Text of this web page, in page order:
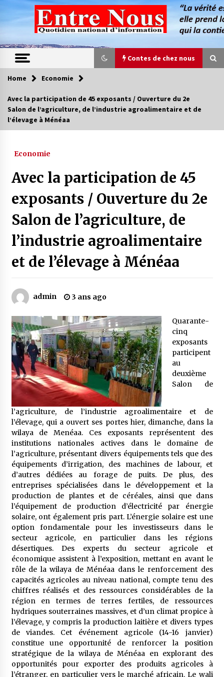
content
Contes de chez nous
Contes de chez nous
Quand la mère n’est plus là (17e partie)
4 ans ago
Oum el Gaïla / L’ogresse du M’zab
4 ans ago
Mythes et croyances / L’hospitalité des
montagnards
4 ans ago
Quand on va vite
« Père, tiens-moi, je vais tomber ! »
5 ans ago
Le bouc de l’Au-delà
5 ans ago
Le monstrueux vieillard (Un récit du Sud
algérien)
5 ans ago
Rencontre nocturne dans le désert (Un conte
touareg)
5 ans ago
Un conte targui/ Quand la tête est vide
5 ans ago
Tradition orale/ D’où viennent les contes et à
quoi servent-ils?
5 ans ago
Home Economie
Avec la participation de 45 exposants / Ouverture du 2e
Salon de l’agriculture, de l’industrie agroalimentaire et de
l’élevage à Ménéaa
Economie
Avec la participation de 45
exposants / Ouverture du 2e
Salon de l’agriculture, de
l’industrie agroalimentaire
et de l’élevage à Ménéaa
admin 3 ans ago
Quarante-
cinq
exposants
participent
au
deuxième
Salon de
l’agriculture, de l’industrie agroalimentaire et de
l’élevage, qui a ouvert ses portes hier, dimanche, dans la
wilaya de Menéaa. Ces exposants représentent des
institutions nationales actives dans le domaine de
l’agriculture, présentant divers équipements tels que des
équipements d’irrigation, des machines de labour, et
d’autres dédiées au forage de puits. De plus, des
entreprises spécialisées dans le développement et la
production de plantes et de céréales, ainsi que dans
l’équipement de production d’électricité par énergie
solaire, ont également pris part. L’énergie solaire est une
option fondamentale pour les investisseurs dans le
secteur agricole, en particulier dans les régions
désertiques. Des experts du secteur agricole et
économique assistent à l’exposition, mettant en avant le
rôle de la wilaya de Ménéaa dans le renforcement des
capacités agricoles au niveau national, compte tenu des
chiffres réalisés et des ressources considérables de la
région en termes de terres fertiles, de ressources
hydriques souterraines massives, et d’un climat propice à
l’élevage, y compris la production laitière et divers types
de viandes. Cet événement agricole (14-16 janvier)
constitue une opportunité de renforcer la position
stratégique de la wilaya de Ménéaa en explorant des
opportunités pour exporter des produits agricoles à
l’étranger, en particulier vers le marché africain. Le wali